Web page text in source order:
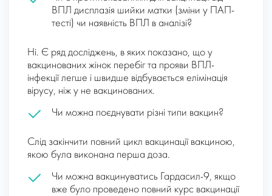
ВПЛ дисплазія шийки матки (зміни у ПАП-
тесті) чи наявність ВПЛ в аналізі?
Ні. Є ряд досліджень, в яких показано, що у
вакцинованих жінок перебіг та прояви ВПЛ-
інфекції легше і швидше відбувається елімінація
вірусу, ніж у не вакцинованих.
Чи можна поєднувати різні типи вакцин?
Слід закінчити повний цикл вакцинації вакциною,
якою була виконана перша доза.
Чи можна вакцинуватись Гардасил-9, якщо
вже було проведено повний курс вакцинації